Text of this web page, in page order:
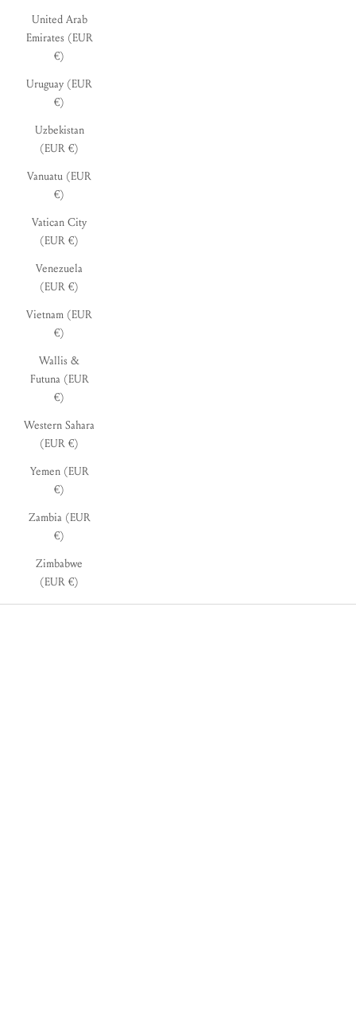
United Arab
Emirates (EUR
€)
Uruguay (EUR
€)
Uzbekistan
(EUR €)
Vanuatu (EUR
€)
Vatican City
(EUR €)
Venezuela
(EUR €)
Vietnam (EUR
€)
Wallis &
Futuna (EUR
€)
Western Sahara
(EUR €)
Yemen (EUR
€)
Zambia (EUR
€)
Zimbabwe
(EUR €)